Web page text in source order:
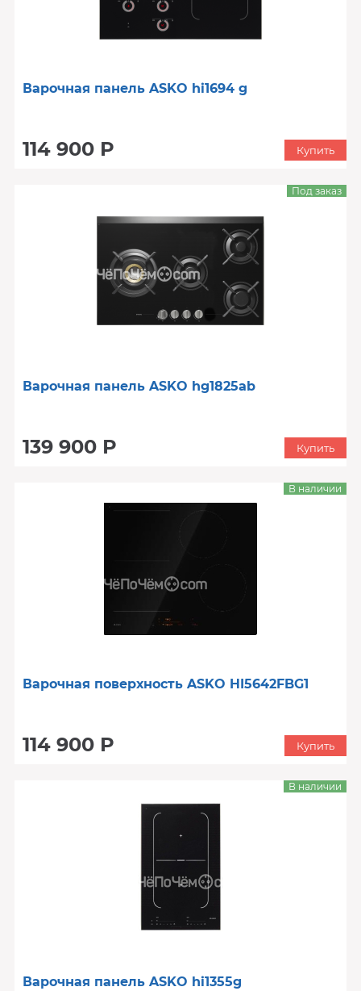
Варочная панель ASKO hi1694 g
114 900 Р Купить
Варочная панель ASKO hg1825ab
139 900 Р
Под заказ
Купить
Варочная поверхность ASKO HI5642FBG1
114 900 Р
В наличии
Купить
Варочная панель ASKO hi1355g
В наличии